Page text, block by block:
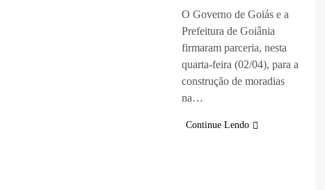
O Governo de Goiás e a
Prefeitura de Goiânia
firmaram parceria, nesta
quarta-feira (02/04), para a
construção de moradias
na…
Continue Lendo